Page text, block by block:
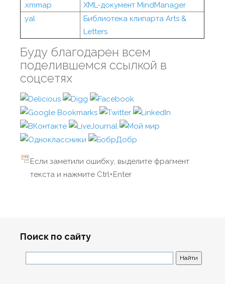
.xmmap
XML-документ MindManager
.yal
Библиотека клипарта Arts &
Letters
Буду благодарен всем
поделившемся ссылкой в
соцсетях
Если заметили ошибку, выделите фрагмент
текста и нажмите Ctrl+Enter
Поиск по сайту